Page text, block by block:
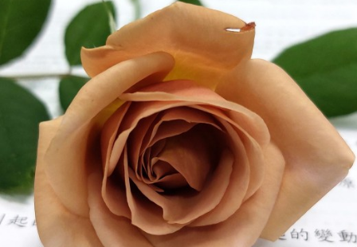
由
由嵐
****ker.yula****
翁
翁淮挹
****06652126****
子
子筑
****272002****
****131440@g****
moho
****o7****